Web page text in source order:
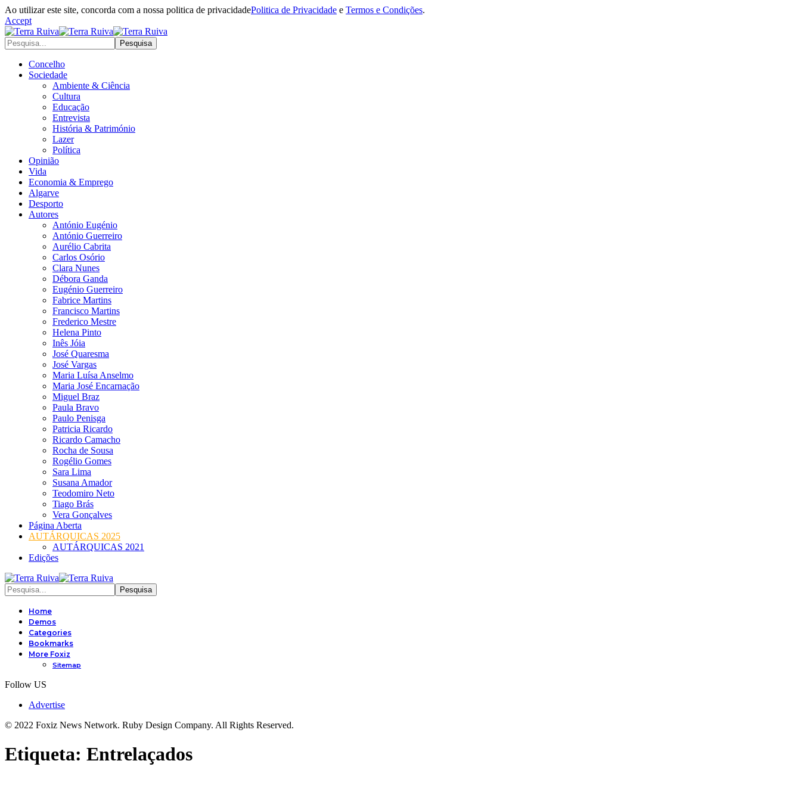
Ao utilizar este site, concorda com a nossa politica de privacidadePolitica de Privacidade e Termos e Condições.
Accept
Concelho
Sociedade
Ambiente & Ciência
Cultura
Educação
Entrevista
História & Património
Lazer
Política
Opinião
Vida
Economia & Emprego
Algarve
Desporto
Autores
António Eugénio
António Guerreiro
Aurélio Cabrita
Carlos Osório
Clara Nunes
Débora Ganda
Eugénio Guerreiro
Fabrice Martins
Francisco Martins
Frederico Mestre
Helena Pinto
Inês Jóia
José Quaresma
José Vargas
Maria Luísa Anselmo
Maria José Encarnação
Miguel Braz
Paula Bravo
Paulo Penisga
Patricia Ricardo
Ricardo Camacho
Rocha de Sousa
Rogélio Gomes
Sara Lima
Susana Amador
Teodomiro Neto
Tiago Brás
Vera Gonçalves
Página Aberta
AUTÁRQUICAS 2025
AUTÁRQUICAS 2021
Edições
Home
Demos
Categories
Bookmarks
More Foxiz
Sitemap
Follow US
Advertise
© 2022 Foxiz News Network. Ruby Design Company. All Rights Reserved.
Etiqueta: Entrelaçados